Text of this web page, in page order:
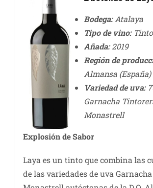
Bodega:Atalaya
Tipo de vino:Tinto
Añada:2019
Región de
Almansa (España)
Variedad de uva:
Garnacha
Monastrell
Explosión de Sabor
Laya es un tinto que combina las
de las variedades de uva